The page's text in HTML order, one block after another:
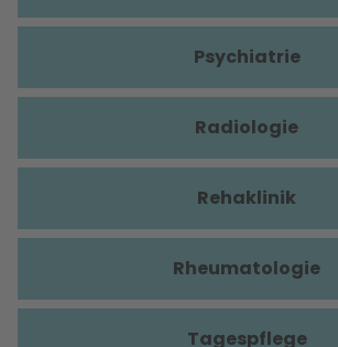
Psychiatrie
Radiologie
Rehaklinik
Rheumatologie
Tagespflege